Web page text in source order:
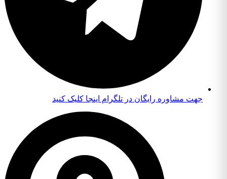
جهت مشاوره رایگان در تلگرام اینجا کلیک کنید